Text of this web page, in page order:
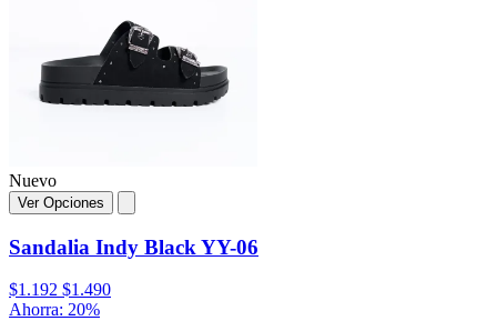
Nuevo
Ver Opciones
Sandalia Indy Black YY-06
$1.192 $1.490
Ahorra: 20%